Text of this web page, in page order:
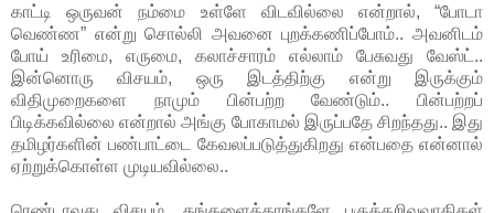
காட்டி ஒருவன் நம்மை உள்ளே விடவில்லை என்றால், “போடா
வெண்ண” என்று சொல்லி அவனை புறக்கணிப்போம்.. அவனிடம்
போய் உரிமை, எருமை, கலாச்சாரம் எல்லாம் பேசுவது வேஸ்ட்..
இன்னொரு விசயம், ஒரு இடத்திற்கு என்று இருக்கும்
விதிமுறைகளை நாமும் பின்பற்ற வேண்டும்.. பின்பற்றப்
பிடிக்கவில்லை என்றால் அங்கு போகாமல் இருப்பதே சிறந்தது.. இது
தமிழர்களின் பண்பாட்டை கேவலப்படுத்துகிறது என்பதை என்னால்
ஏற்றுக்கொள்ள முடியவில்லை..